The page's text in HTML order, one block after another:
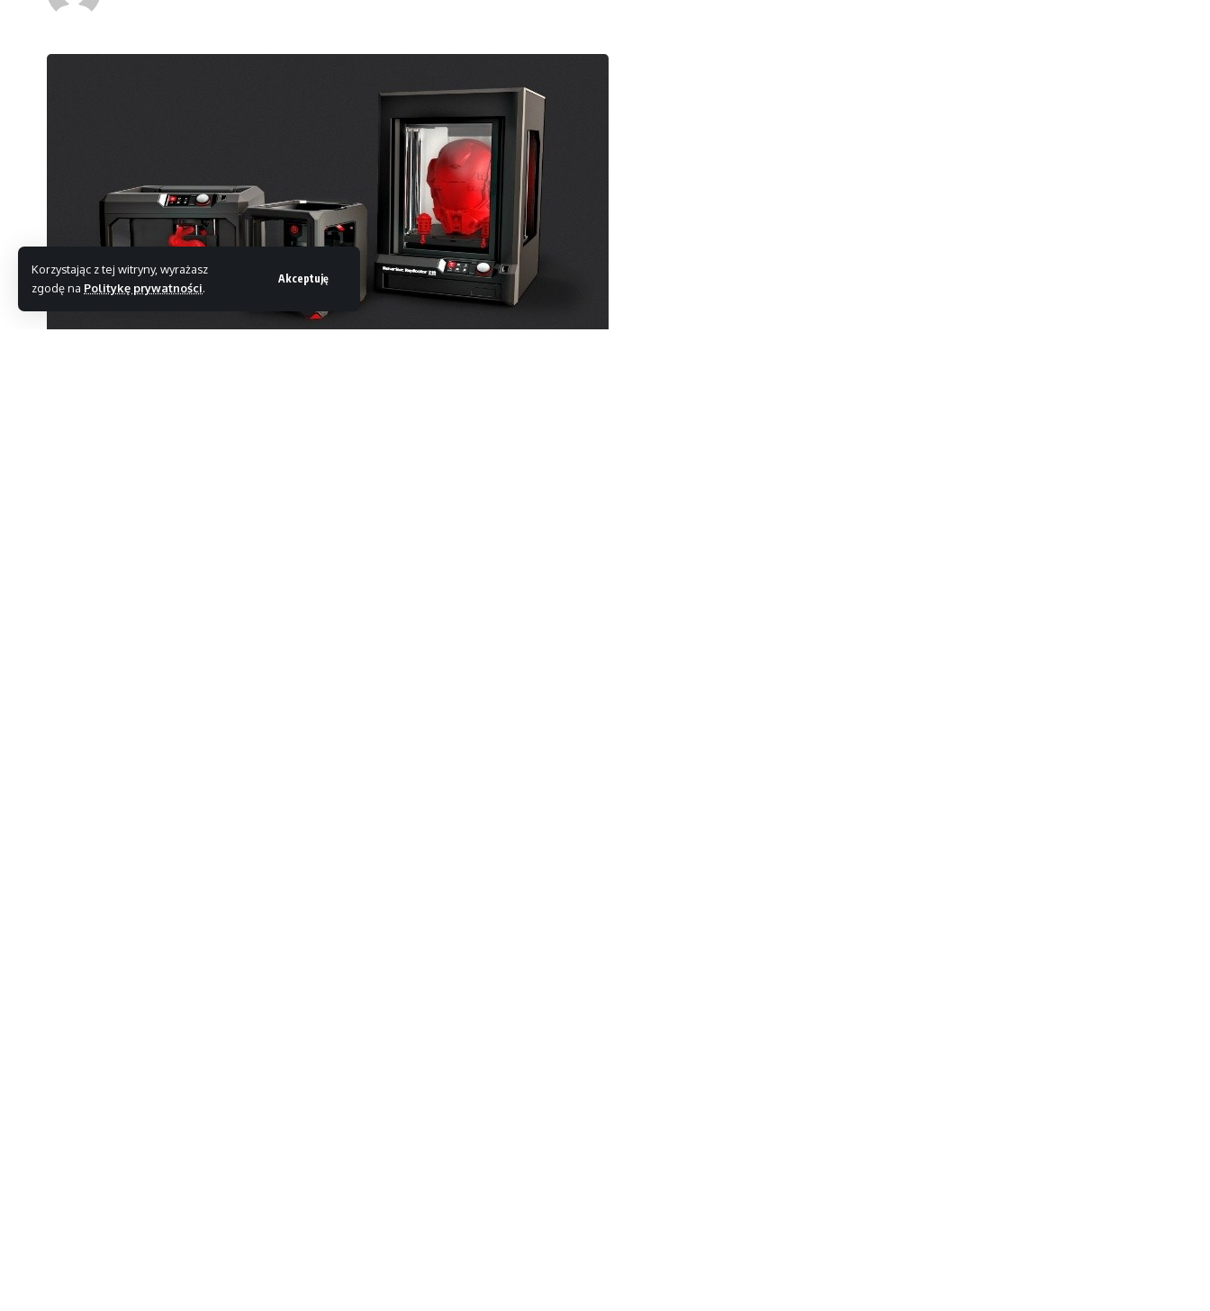
Korzystając z tej witryny, wyrażasz
zgodę na Politykę prywatności.
Akceptuję